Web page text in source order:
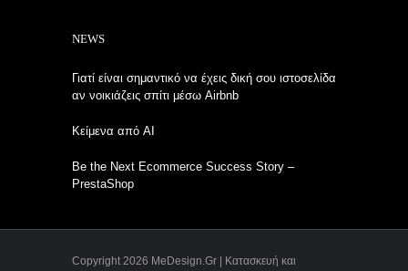
NEWS
Γιατί είναι σημαντικό να έχεις δική σου ιστοσελίδα
αν νοικιάζεις σπίτι μέσω Airbnb
Κείμενα από AI
Be the Next Ecommerce Success Story –
PrestaShop
Copyright 2026 MeDesign.Gr | Κατασκευή και